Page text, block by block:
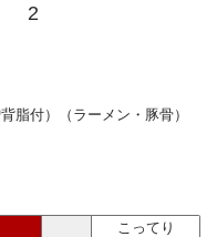
2
付）（ラーメン・豚骨）
こってり